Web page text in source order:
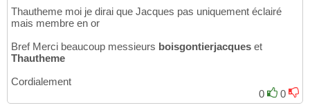
Thautheme moi je dirai que Jacques pas uniquement éclairé
mais membre en or
Bref Merci beaucoup messieurs boisgontierjacques et
Thautheme
Cordialement
0
0